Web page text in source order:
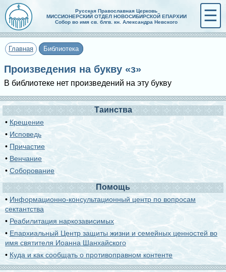
Русская Православная Церковь
МИССИОНЕРСКИЙ ОТДЕЛ НОВОСИБИРСКОЙ ЕПАРХИИ
Собор во имя св. блгв. кн. Александра Невского
☰
Главная Библиотека
Произведения на букву «з»
В библиотеке нет произведений на эту букву
Таинства
• Крещение
• Исповедь
• Причастие
• Венчание
•Соборование
Помощь
• Информационно-консультационный центр по вопросам
сектантства
• Реабилитация наркозависимых
• Епархиальный Центр защиты жизни и семейных ценностей во
имя святителя Иоанна Шанхайского
• Куда и как сообщать о противоправном контенте